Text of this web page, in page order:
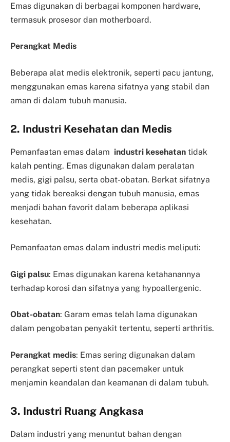
Emas digunakan di berbagai komponen hardware,
termasuk prosesor dan motherboard.
Perangkat Medis
Beberapa alat medis elektronik, seperti pacu jantung,
menggunakan emas karena sifatnya yang stabil dan
aman di dalam tubuh manusia.
2. Industri Kesehatan dan Medis
Pemanfaatan emas dalam industri kesehatan tidak
kalah penting. Emas digunakan dalam peralatan
medis, gigi palsu, serta obat-obatan. Berkat sifatnya
yang tidak bereaksi dengan tubuh manusia, emas
menjadi bahan favorit dalam beberapa aplikasi
kesehatan.
Pemanfaatan emas dalam industri medis meliputi:
Gigi palsu: Emas digunakan karena ketahanannya
terhadap korosi dan sifatnya yang hypoallergenic.
Obat-obatan: Garam emas telah lama digunakan
dalam pengobatan penyakit tertentu, seperti arthritis.
Perangkat medis: Emas sering digunakan dalam
perangkat seperti stent dan pacemaker untuk
menjamin keandalan dan keamanan di dalam tubuh.
3. Industri Ruang Angkasa
Dalam industri yang menuntut bahan dengan